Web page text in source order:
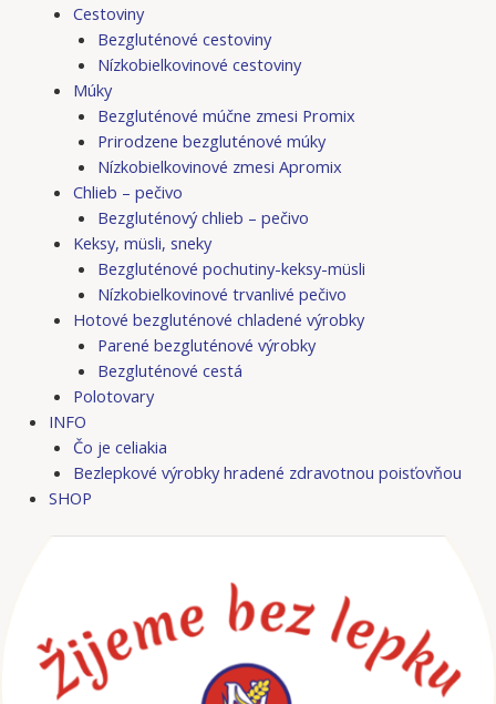
Cestoviny
Bezgluténové cestoviny
Nízkobielkovinové cestoviny
Múky
Bezgluténové múčne zmesi Promix
Prirodzene bezgluténové múky
Nízkobielkovinové zmesi Apromix
Chlieb – pečivo
Bezgluténový chlieb – pečivo
Keksy, müsli, sneky
Bezgluténové pochutiny-keksy-müsli
Nízkobielkovinové trvanlivé pečivo
Hotové bezgluténové chladené výrobky
Parené bezgluténové výrobky
Bezgluténové cestá
Polotovary
INFO
Čo je celiakia
Bezlepkové výrobky hradené zdravotnou poisťovňou
SHOP